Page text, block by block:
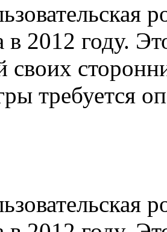
2012 году.
требуется